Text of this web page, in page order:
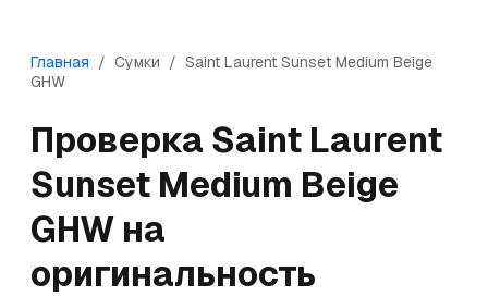
Главная / Сумки / Saint Laurent Sunset Medium Beige
GHW
Проверка Saint Laurent
Sunset Medium Beige
GHW на
оригинальность